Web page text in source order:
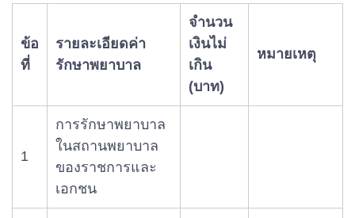
ข้อ
ที่
รายละเอียดค่า
รักษาพยาบาล
จำนวน
เงินไม่
เกิน
(บาท)
หมายเหตุ
1
การรักษาพยาบาล
ในสถานพยาบาล
ของราชการและ
เอกชน